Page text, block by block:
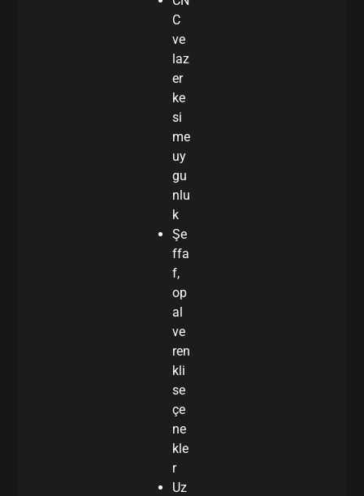
C
ve
laz
er
ke
si
me
uy
gu
nlu
k
Şe
ffa
f,
op
al
ve
ren
kli
se
çe
ne
kle
r
Uz